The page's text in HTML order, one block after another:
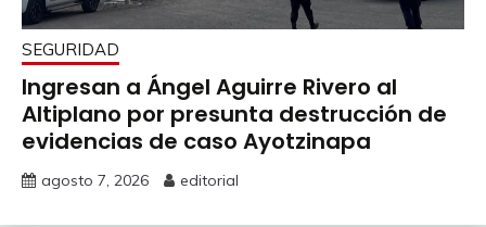
SEGURIDAD
Ingresan a Ángel Aguirre Rivero al
Altiplano por presunta destrucción de
evidencias de caso Ayotzinapa
agosto 7, 2026 editorial